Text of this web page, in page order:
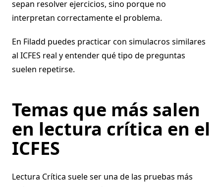
sepan resolver ejercicios, sino porque no
interpretan correctamente el problema.
En Filadd puedes practicar con simulacros similares
al ICFES real y entender qué tipo de preguntas
suelen repetirse.
Temas que más salen
en lectura crítica en el
ICFES
Lectura Crítica suele ser una de las pruebas más